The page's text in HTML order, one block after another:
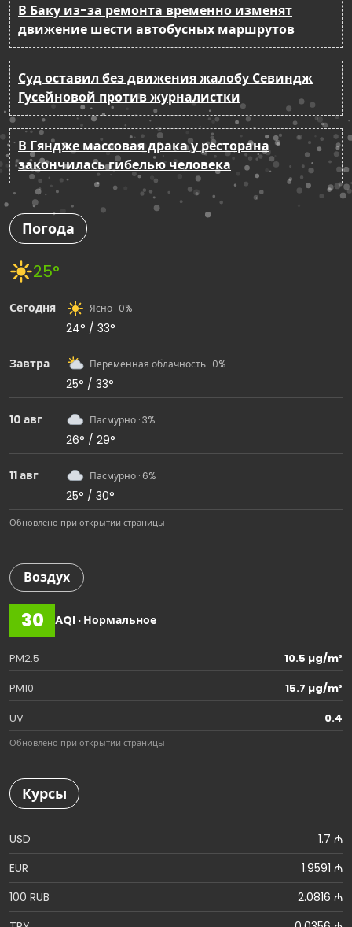
В Баку из-за ремонта временно изменят
движение шести автобусных маршрутов
Суд оставил без движения жалобу Севиндж
Гусейновой против журналистки
В Гяндже массовая драка у ресторана
закончилась гибелью человека
Погода
25°
Сегодня Ясно · 0%
24° / 33°
Завтра Переменная облачность · 0%
25° / 33°
10 авг Пасмурно · 3%
26° / 29°
11 авг Пасмурно · 6%
25° / 30°
Обновлено при открытии страницы
Воздух
30 AQI · Нормальное
PM2.5
10.5 µg/m³
PM10
15.7 µg/m³
UV
0.4
Обновлено при открытии страницы
Курсы
USD
1.7 ₼
EUR
1.9591 ₼
100 RUB
2.0816 ₼